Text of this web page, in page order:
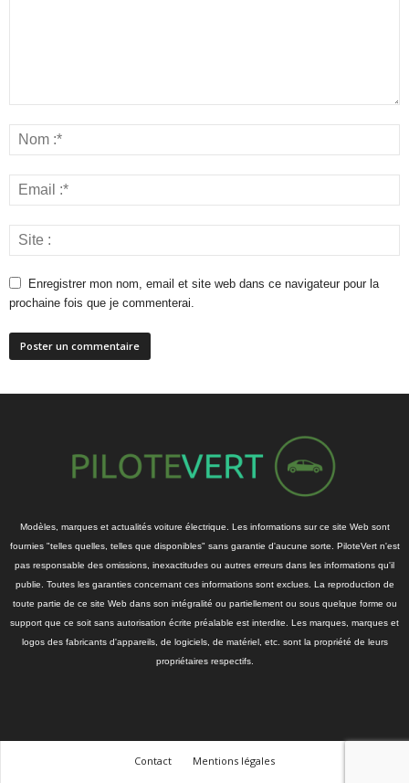
Enregistrer mon nom, email et site web dans ce navigateur pour la
prochaine fois que je commenterai.
Modèles, marques et actualités voiture électrique. Les informations sur ce site Web sont
fournies "telles quelles, telles que disponibles" sans garantie d'aucune sorte. PiloteVert n'est
pas responsable des omissions, inexactitudes ou autres erreurs dans les informations qu'il
publie. Toutes les garanties concernant ces informations sont exclues. La reproduction de
toute partie de ce site Web dans son intégralité ou partiellement ou sous quelque forme ou
support que ce soit sans autorisation écrite préalable est interdite. Les marques, marques et
logos des fabricants d'appareils, de logiciels, de matériel, etc. sont la propriété de leurs
propriétaires respectifs.
Contact
Mentions légales